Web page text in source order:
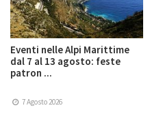
Eventi nelle Alpi Marittime
dal 7 al 13 agosto: feste
patron ...
7 Agosto 2026